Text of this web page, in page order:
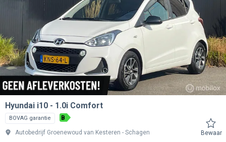
Hyundai i10 1.0i Comfort
BOVAG garantie B
Autobedrijf Groenewoud van Kesteren Schagen Bewaar